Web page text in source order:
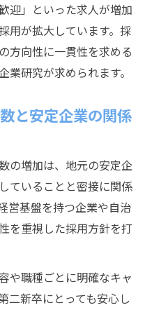
用動向と変化を解説
化と静岡市の現状
れる第二新卒の採用
と企業ニーズの変化
スキルと適応力
迎」といった求人が増加
用が拡大しています。採
方向性に一貫性を求める
業研究が求められます。
と安定企業の関係
の増加は、地元の安定企
ていることと密接に関係
営基盤を持つ企業や自治
を重視した採用方針を打
や職種ごとに明確なキャ
二新卒にとっても安心し